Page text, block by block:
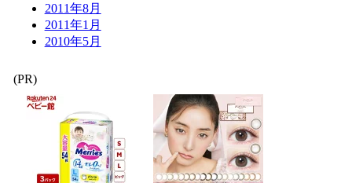
2011年8月
2011年1月
2010年5月
(PR)